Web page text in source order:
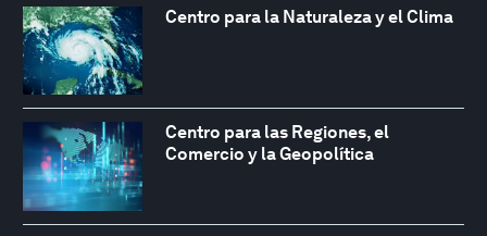
Centro para la Naturaleza y el Clima
Centro para las Regiones, el
Comercio y la Geopolítica